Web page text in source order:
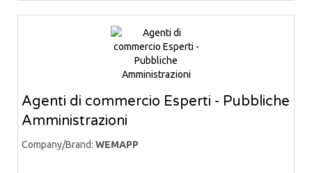
Agenti di commercio Esperti - Pubbliche
Amministrazioni
Company/Brand: WEMAPP